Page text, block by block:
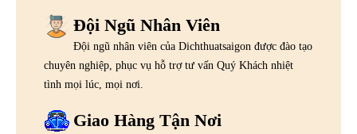
Đội Ngũ Nhân Viên
Đội ngũ nhân viên của Dichthuatsaigon được đào tạo
chuyên nghiệp, phục vụ hỗ trợ tư vấn Quý Khách nhiệt
tình mọi lúc, mọi nơi.
Giao Hàng Tận Nơi